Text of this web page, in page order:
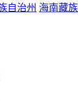
自治州 海南藏